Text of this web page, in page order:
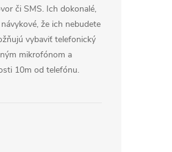
či SMS. Ich dokonalé,
že ich nebudete
vybaviť telefonický
mikrofónom a
10m od telefónu.